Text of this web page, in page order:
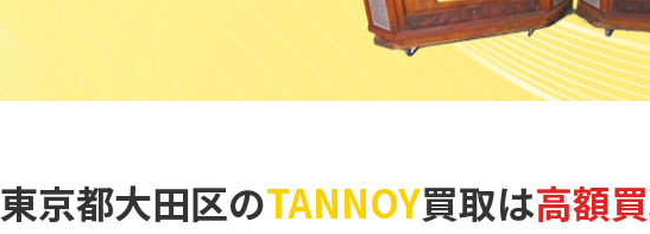
東京都大田区のTANNOY買取は高額